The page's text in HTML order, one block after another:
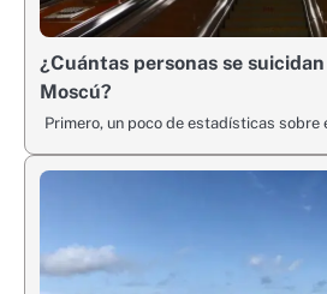
¿Cuántas personas se
Moscú?
Primero, un poco de estadísticas sobre